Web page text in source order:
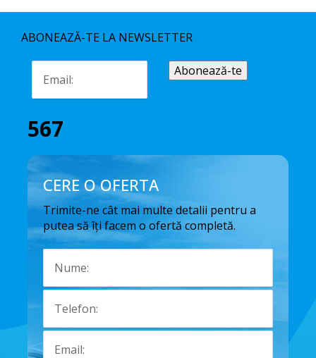
ABONEAZĂ-TE LA NEWSLETTER
567
CERE O OFERTA
Trimite-ne cât mai multe detalii pentru a
putea să îți facem o ofertă completă.